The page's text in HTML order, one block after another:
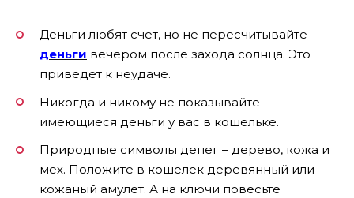
Деньги любят счет, но не пересчитывайте
деньги вечером после захода солнца. Это
приведет к неудаче.
Никогда и никому не показывайте
имеющиеся деньги у вас в кошельке.
Природные символы денег – дерево, кожа и
мех. Положите в кошелек деревянный или
кожаный амулет. А на ключи повесьте